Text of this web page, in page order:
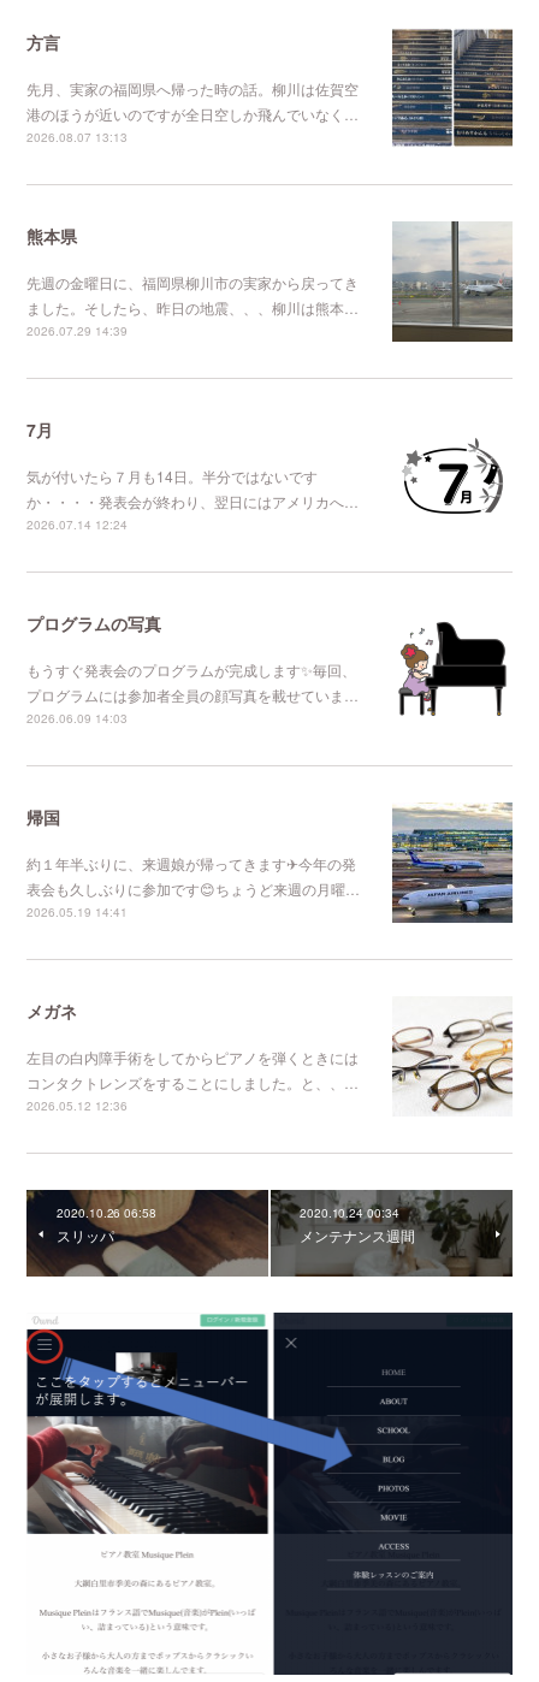
方言
先月、実家の福岡県へ帰った時の話。柳川は佐賀空
港のほうが近いのですが全日空しか飛んでいなく…
2026.08.07 13:13
熊本県
先週の金曜日に、福岡県柳川市の実家から戻ってき
ました。そしたら、昨日の地震、、、柳川は熊本…
2026.07.29 14:39
7月
気が付いたら７月も14日。半分ではないです
か・・・・発表会が終わり、翌日にはアメリカへ…
2026.07.14 12:24
プログラムの写真
もうすぐ発表会のプログラムが完成します✨毎回、
プログラムには参加者全員の顔写真を載せていま…
2026.06.09 14:03
帰国
約１年半ぶりに、来週娘が帰ってきます✈今年の発
表会も久しぶりに参加です😊ちょうど来週の月曜…
2026.05.19 14:41
メガネ
左目の白内障手術をしてからピアノを弾くときには
コンタクトレンズをすることにしました。と、、…
2026.05.12 12:36
2020.10.26 06:58
スリッパ
2020.10.24 00:34
メンテナンス週間